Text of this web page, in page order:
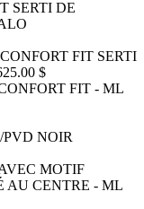
FIT SERTI
$
NOIR